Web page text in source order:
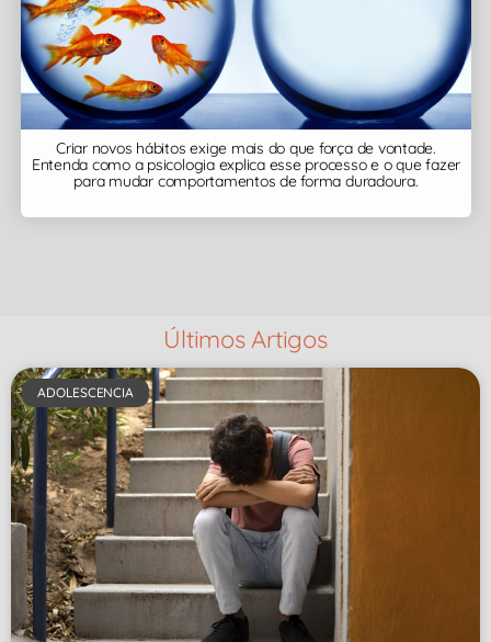
Criar novos hábitos exige mais do que força de vontade.
Entenda como a psicologia explica esse processo e o que fazer
para mudar comportamentos de forma duradoura.
Últimos Artigos
ADOLESCENCIA